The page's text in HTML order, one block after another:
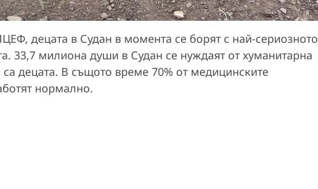
децата в Судан в момента се борят с най-сериозното
33,7 милиона души в Судан се нуждаят от хуманитарна
децата. В същото време 70% от медицинските
нормално.